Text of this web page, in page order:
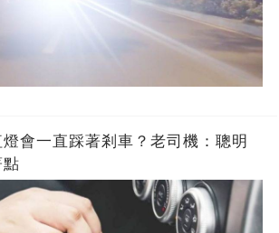
會一直踩著剎車？老司機：聰明
點